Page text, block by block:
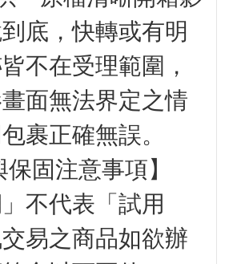
底，快轉或有明
不在受理範圍，
面無法界定之情
裹正確無誤。
保固注意事項】
不代表「試用
易之商品如欲辦